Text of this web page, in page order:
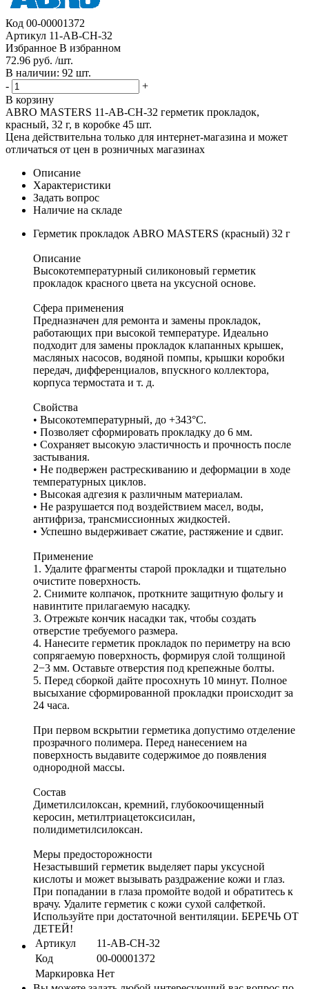
Код 00-00001372
Артикул 11-AB-CH-32
Избранное В избранном
72.96 руб. /шт.
В наличии: 92 шт.
-
+
В корзину
ABRO MASTERS 11-AB-CH-32 герметик прокладок,
красный, 32 г, в коробке 45 шт.
Цена действительна только для интернет-магазина и может
отличаться от цен в розничных магазинах
Описание
Характеристики
Задать вопрос
Наличие на складе
Герметик прокладок ABRO MASTERS (красный) 32 г
Описание
Высокотемпературный силиконовый герметик
прокладок красного цвета на уксусной основе.
Сфера применения
Предназначен для ремонта и замены прокладок,
работающих при высокой температуре. Идеально
подходит для замены прокладок клапанных крышек,
масляных насосов, водяной помпы, крышки коробки
передач, дифференциалов, впускного коллектора,
корпуса термостата и т. д.
Свойства
• Высокотемпературный, до +343°С.
• Позволяет сформировать прокладку до 6 мм.
• Сохраняет высокую эластичность и прочность после
застывания.
• Не подвержен растрескиванию и деформации в ходе
температурных циклов.
• Высокая адгезия к различным материалам.
• Не разрушается под воздействием масел, воды,
антифриза, трансмиссионных жидкостей.
• Успешно выдерживает сжатие, растяжение и сдвиг.
Применение
1. Удалите фрагменты старой прокладки и тщательно
очистите поверхность.
2. Снимите колпачок, проткните защитную фольгу и
навинтите прилагаемую насадку.
3. Отрежьте кончик насадки так, чтобы создать
отверстие требуемого размера.
4. Нанесите герметик прокладок по периметру на всю
сопрягаемую поверхность, формируя слой толщиной
2−3 мм. Оставьте отверстия под крепежные болты.
5. Перед сборкой дайте просохнуть 10 минут. Полное
высыхание сформированной прокладки происходит за
24 часа.
При первом вскрытии герметика допустимо отделение
прозрачного полимера. Перед нанесением на
поверхность выдавите содержимое до появления
однородной массы.
Состав
Диметилсилоксан, кремний, глубокоочищенный
керосин, метилтриацетоксисилан,
полидиметилсилоксан.
Меры предосторожности
Незастывший герметик выделяет пары уксусной
кислоты и может вызывать раздражение кожи и глаз.
При попадании в глаза промойте водой и обратитесь к
врачу. Удалите герметик с кожи сухой салфеткой.
Используйте при достаточной вентиляции. БЕРЕЧЬ ОТ
ДЕТЕЙ!
Артикул
11-AB-CH-32
Код
00-00001372
Маркировка Нет